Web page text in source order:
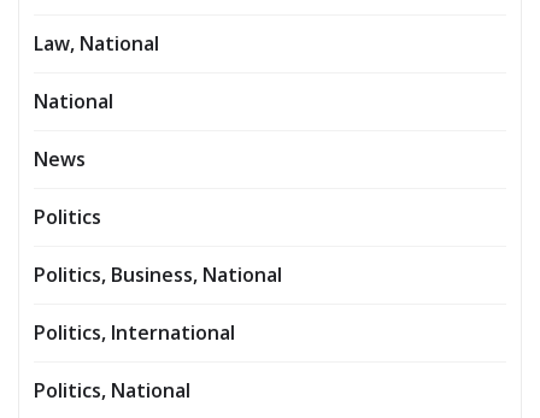
Law, National
National
News
Politics
Politics, Business, National
Politics, International
Politics, National